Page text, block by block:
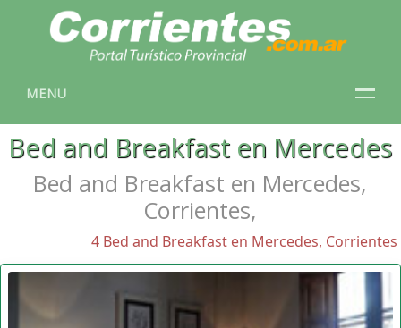
MENU
Bed and Breakfast en Mercedes
Bed and Breakfast en Mercedes,
Corrientes,
4 Bed and Breakfast en Mercedes, Corrientes